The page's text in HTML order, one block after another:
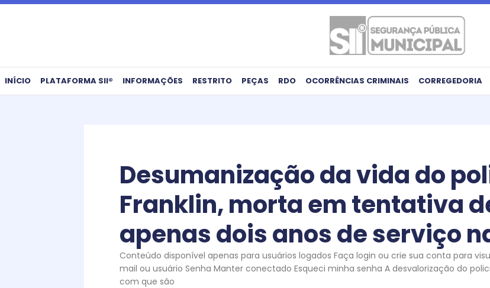
Ir
INÍCIO PLATAFORMA SII® INFORMAÇÕES RESTRITO PEÇAS RDO OCORRÊNCIAS CRIMINAIS CORREGEDORIA
Desumanização da vida do
Franklin, morta em tentativa
apenas dois anos de serviço
Conteúdo disponível apenas para usuários logados Faça login ou crie sua conta para
mail ou usuário Senha Manter conectado Esqueci minha senha A desvalorização do
com que são